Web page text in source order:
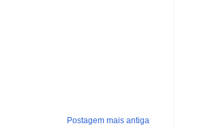
Postagem mais antiga